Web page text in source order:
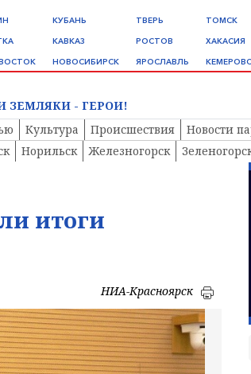
КУБАНЬ
КАВКАЗ
НОВОСИБИРСК
ТВЕРЬ
РОСТОВ
ЯРОСЛАВЛЬ
ТОМСК
ХАКАСИЯ
ЗЕМЛЯКИ - ГЕРОИ!
Культура Происшествия Новости
Норильск Железногорск
итоги
НИА-Красноярск